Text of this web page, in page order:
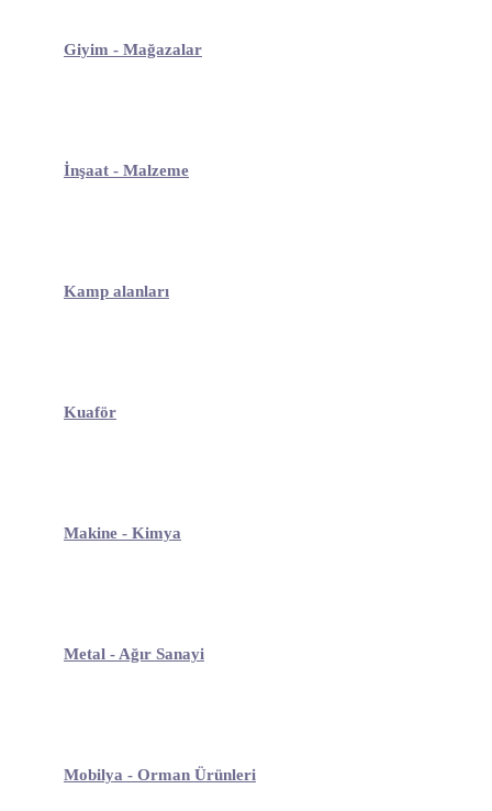
Giyim - Mağazalar
İnşaat - Malzeme
Kamp alanları
Kuaför
Makine - Kimya
Metal - Ağır Sanayi
Mobilya - Orman Ürünleri